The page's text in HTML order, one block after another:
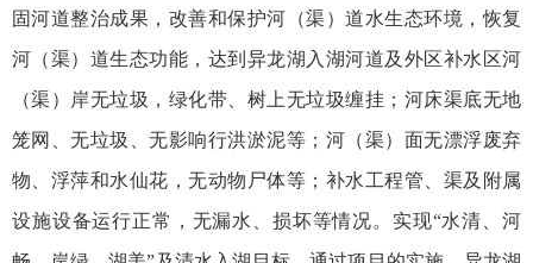
固河道整治成果，改善和保护河（渠）道水生态环境，恢复
河（渠）道生态功能，达到异龙湖入湖河道及外区补水区河
（渠）岸无垃圾，绿化带、树上无垃圾缠挂；河床渠底无地
笼网、无垃圾、无影响行洪淤泥等；河（渠）面无漂浮废弃
物、浮萍和水仙花，无动物尸体等；补水工程管、渠及附属
设施设备运行正常，无漏水、损坏等情况。实现“水清、河